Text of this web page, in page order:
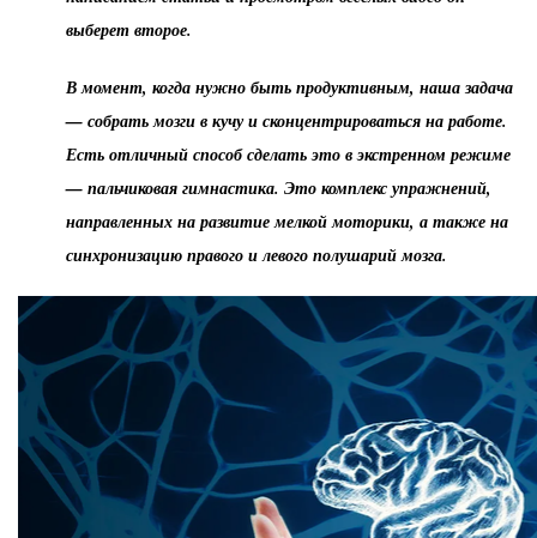
выберет второе.
В момент, когда нужно быть продуктивным, наша задача
— собрать мозги в кучу и сконцентрироваться на работе.
Есть отличный способ сделать это в экстренном режиме
— пальчиковая гимнастика. Это комплекс упражнений,
направленных на развитие мелкой моторики, а также на
синхронизацию правого и левого полушарий мозга.